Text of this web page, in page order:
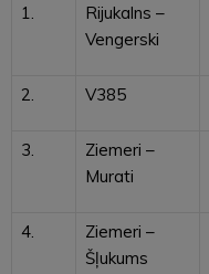
1.
Rijukalns –
Vengerski
2. V385
3.
Ziemeri –
Murati
4.
Ziemeri –
Šļukums